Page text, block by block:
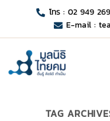
โทร : 02 949
E-mail :
TAG